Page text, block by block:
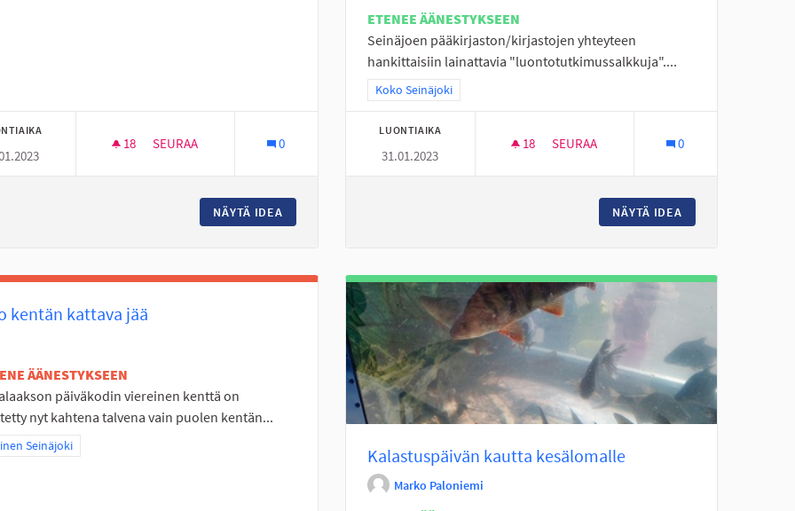
18 18 SEURAAJAA
SEURAA
SOLANONTIELLE USEITA TUNTUVIA HIDASTEITA
0
NÄYTÄ IDEA
ETENEE ÄÄNESTYKSEEN
Seinäjoen pääkirjaston/kirjastojen yhteyteen
hankittaisiin lainattavia "luontotutkimussalkkuja"....
Rajaa tulokset teeman mukaan: Koko Seinäjoki
Koko Seinäjoki
LUONTIAIKA
31.01.2023
18 18 SEURAAJAA
SEURAA 0
NÄYTÄ IDEA
kentän kattava jää
ÄÄNESTYKSEEN
päiväkodin viereinen kenttä on
nyt kahtena talvena vain puolen kentän...
tulokset teeman mukaan: Läntinen Seinäjoki
Seinäjoki Kalastuspäivän kautta kesälomalle
Marko Paloniemi